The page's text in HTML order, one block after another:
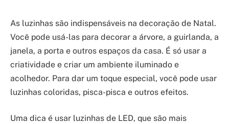
As luzinhas são indispensáveis na decoração de Natal.
Você pode usá-las para decorar a árvore, a guirlanda, a
janela, a porta e outros espaços da casa. É só usar a
criatividade e criar um ambiente iluminado e
acolhedor. Para dar um toque especial, você pode usar
luzinhas coloridas, pisca-pisca e outros efeitos.
Uma dica é usar luzinhas de LED, que são mais